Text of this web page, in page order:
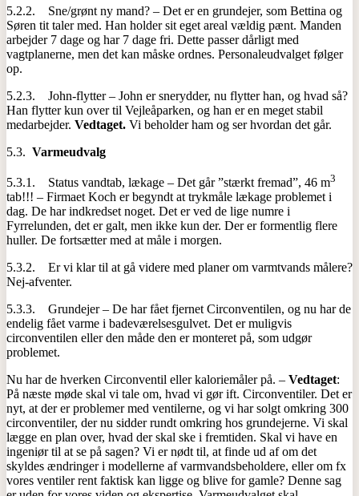
5.2.2. Sne/grønt ny mand? – Det er en grundejer, som Bettina og
Søren tit taler med. Han holder sit eget areal vældig pænt. Manden
arbejder 7 dage og har 7 dage fri. Dette passer dårligt med
vagtplanerne, men det kan måske ordnes. Personaleudvalget følger
op.
5.2.3. John-flytter – John er snerydder, nu flytter han, og hvad så?
Han flytter kun over til Vejleåparken, og han er en meget stabil
medarbejder. Vedtaget. Vi beholder ham og ser hvordan det går.
5.3. Varmeudvalg
5.3.1. Status vandtab, lækage – Det går ”stærkt fremad”, 46 m3
tab!!! – Firmaet Koch er begyndt at trykmåle lækage problemet i
dag. De har indkredset noget. Det er ved de lige numre i
Fyrrelunden, det er galt, men ikke kun der. Der er formentlig flere
huller. De fortsætter med at måle i morgen.
5.3.2. Er vi klar til at gå videre med planer om varmtvands målere?
Nej-afventer.
5.3.3. Grundejer – De har fået fjernet Circonventilen, og nu har de
endelig fået varme i badeværelsesgulvet. Det er muligvis
circonventilen eller den måde den er monteret på, som udgør
problemet.
Nu har de hverken Circonventil eller kaloriemåler på. – Vedtaget:
På næste møde skal vi tale om, hvad vi gør ift. Circonventiler. Det er
nyt, at der er problemer med ventilerne, og vi har solgt omkring 300
circonventiler, der nu sidder rundt omkring hos grundejerne. Vi skal
lægge en plan over, hvad der skal ske i fremtiden. Skal vi have en
ingeniør til at se på sagen? Vi er nødt til, at finde ud af om det
skyldes ændringer i modellerne af varmvandsbeholdere, eller om fx
vores ventiler rent faktisk kan ligge og blive for gamle? Denne sag